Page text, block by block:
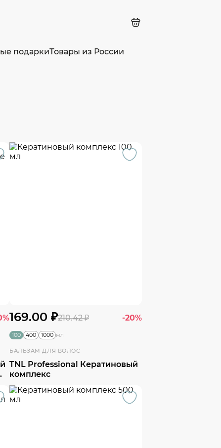
подаркиТовары из России
169.00 ₽210.42 ₽ -20%
100 400 1000 мл
БАЛЬЗАМ ДЛЯ ВОЛОС
TNL Professional Кератиновый
комплекс